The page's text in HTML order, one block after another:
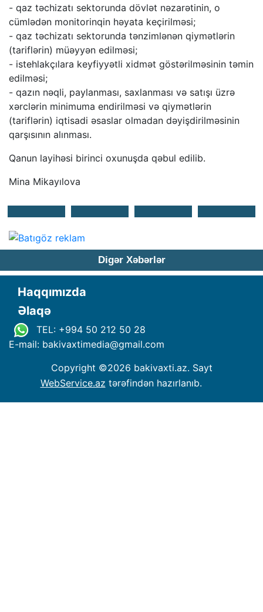
- qaz təchizatı sektorunda dövlət nəzarətinin, o
cümlədən monitorinqin həyata keçirilməsi;
- qaz təchizatı sektorunda tənzimlənən qiymətlərin
(tariflərin) müəyyən edilməsi;
- istehlakçılara keyfiyyətli xidmət göstərilməsinin təmin
edilməsi;
- qazın nəqli, paylanması, saxlanması və satışı üzrə
xərclərin minimuma endirilməsi və qiymətlərin
(tariflərin) iqtisadi əsaslar olmadan dəyişdirilməsinin
qarşısının alınması.
Qanun layihəsi birinci oxunuşda qəbul edilib.
Mina Mikayılova
Digər Xəbərlər
Haqqımızda
Əlaqə
TEL: +994 50 212 50 28
E-mail: bakivaxtimedia@gmail.com
Copyright ©2026 bakivaxti.az. Sayt
WebService.az tərəfindən hazırlanıb.